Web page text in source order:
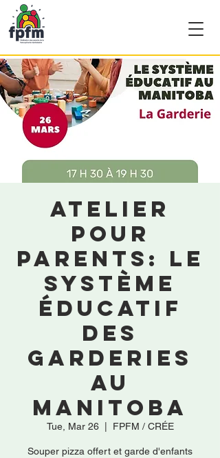
Atelier
pour
parents: Le
système
éducatif
des
garderies
au
Manitoba
Tue, Mar 26
  |
FPFM / CRÉE
Souper pizza offert et garde d'enfants